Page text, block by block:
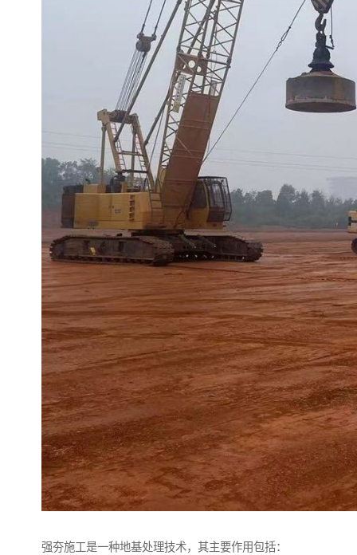
强夯施工是一种地基处理技术，其主要作用包括：